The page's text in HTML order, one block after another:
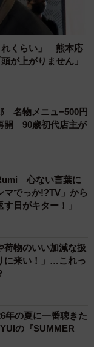
がビーズまみれ
そも禁止している
みれになってし
。
を中性洗剤をつ
しの良い日陰で十
た、普段のお手入
で陰干しをお願
ッション本体の
団乾燥機のホース
やり方で乾燥さ
れくらい」 熊本応
が上がりません」
名物メニュ−500円
開 90歳初代店主が
心ない言葉に
でっか!?TV」から
日がキター！」
荷物のいい加減な扱
に来い！」…これっ
年の夏に一番聴きた
の『SUMMER